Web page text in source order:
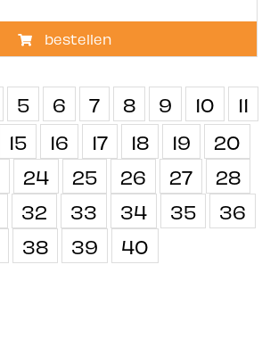
bestellen
5 6 7 8 9 10
11
15 16 17 18 19
20
24 25 26 27
28
32 33 34 35
36
38 39 40